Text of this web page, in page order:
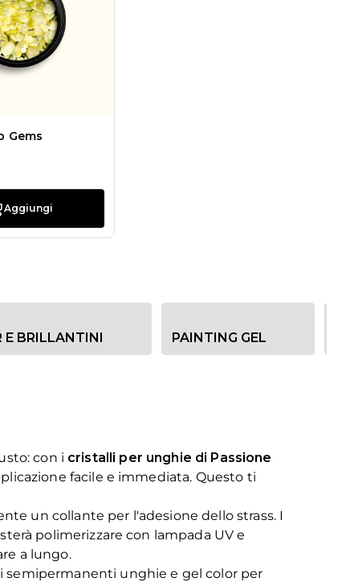
Gems
Aggiungi
E BRILLANTINI PAINTING GEL
con i cristalli per unghie di Passione
facile e immediata. Questo ti
un collante per l'adesione dello strass. I
polimerizzare con lampada UV e
a lungo.
semipermanenti unghie e gel color per